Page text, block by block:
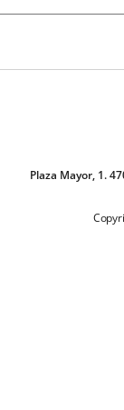
Plaza Mayor, 1.